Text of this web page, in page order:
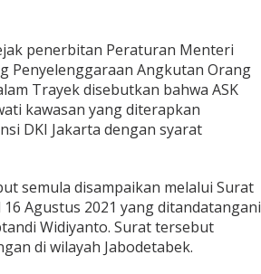
penerbitan Peraturan Menteri
Penyelenggaraan Angkutan Orang
Trayek disebutkan bahwa ASK
kawasan yang diterapkan
DKI Jakarta dengan syarat
semula disampaikan melalui Surat
Agustus 2021 yang ditandatangani
Widiyanto. Surat tersebut
di wilayah Jabodetabek.